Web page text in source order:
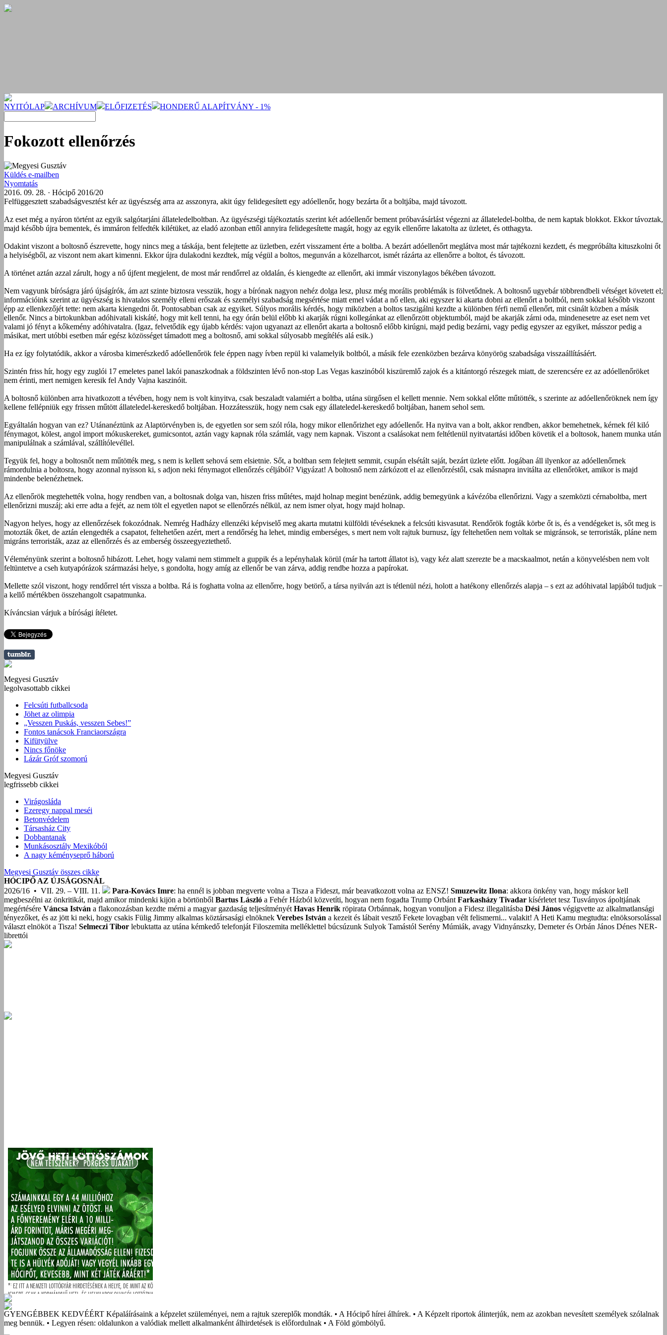
NYITÓLAP ARCHÍVUM ELŐFIZETÉS HONDERŰ ALAPÍTVÁNY - 1%
Fokozott ellenőrzés
Megyesi Gusztáv
Küldés e-mailben
Nyomtatás
2016. 09. 28. · Hócipő 2016/20
Felfüggesztett szabadságvesztést kér az ügyészség arra az asszonyra, akit úgy felidegesített egy adóellenőr, hogy bezárta őt a boltjába, majd távozott.
Az eset még a nyáron történt az egyik salgótarjáni állateledelboltban. Az ügyészségi tájékoztatás szerint két adóellenőr bement próbavásárlást végezni az állateledel-boltba, de nem kaptak blokkot. Ekkor távoztak,
majd később újra bementek, és immáron felfedték kilétüket, az eladó azonban ettől annyira felidegesítette magát, hogy az egyik ellenőrre lakatolta az üzletet, és otthagyta.
Odakint viszont a boltosnő észrevette, hogy nincs meg a táskája, bent felejtette az üzletben, ezért visszament érte a boltba. A bezárt adóellenőrt meglátva most már tajtékozni kezdett, és megpróbálta kituszkolni őt
a helyiségből, az viszont nem akart kimenni. Ekkor újra dulakodni kezdtek, míg végül a boltos, megunván a közelharcot, ismét rázárta az ellenőrre a boltot, és távozott.
A történet aztán azzal zárult, hogy a nő újfent megjelent, de most már rendőrrel az oldalán, és kiengedte az ellenőrt, aki immár viszonylagos békében távozott.
Nem vagyunk bíróságra járó újságírók, ám azt szinte biztosra vesszük, hogy a bírónak nagyon nehéz dolga lesz, plusz még morális problémák is fölvetődnek. A boltosnő ugyebár többrendbeli vétséget követett el;
információink szerint az ügyészség is hivatalos személy elleni erőszak és személyi szabadság megsértése miatt emel vádat a nő ellen, aki egyszer ki akarta dobni az ellenőrt a boltból, nem sokkal később viszont
épp az ellenkezőjét tette: nem akarta kiengedni őt. Pontosabban csak az egyiket. Súlyos morális kérdés, hogy miközben a boltos taszigálni kezdte a különben férfi nemű ellenőrt, mit csinált közben a másik
ellenőr. Nincs a birtokunkban adóhivatali kiskáté, hogy mit kell tenni, ha egy órán belül előbb ki akarják rúgni kollegánkat az ellenőrzött objektumból, majd be akarják zárni oda, mindenesetre az eset nem vet
valami jó fényt a kőkemény adóhivatalra. (Igaz, felvetődik egy újabb kérdés: vajon ugyanazt az ellenőrt akarta a boltosnő előbb kirúgni, majd pedig bezárni, vagy pedig egyszer az egyiket, másszor pedig a
másikat, mert utóbbi esetben már egész közösséget támadott meg a boltosnő, ami sokkal súlyosabb megítélés alá esik.)
Ha ez így folytatódik, akkor a városba kimerészkedő adóellen­őrök fele éppen nagy ívben repül ki valamelyik boltból, a másik fele ezenközben bezárva könyörög szabadsága visszaállításáért.
Szintén friss hír, hogy egy zuglói 17 emeletes panel lakói panaszkodnak a földszinten lévő non-stop Las Vegas kaszinóból kiszüremlő zajok és a kitántorgó részegek miatt, de szerencsére ez az adóellenőröket
nem érinti, mert nemigen keresik fel Andy Vajna kaszinóit.
A boltosnő különben arra hivatkozott a tévében, hogy nem is volt kinyitva, csak beszaladt valamiért a boltba, utána sürgősen el kellett mennie. Nem sokkal előtte műtötték, s szerinte az adóellenőröknek nem így
kellene fellépniük egy frissen műtött állateledel-kereskedő boltjában. Hozzátesszük, hogy nem csak egy állateledel-kereskedő boltjában, hanem sehol sem.
Egyáltalán hogyan van ez? Utánanéztünk az Alaptörvényben is, de egyetlen sor sem szól róla, hogy mikor ellenőrizhet egy adóellenőr. Ha nyitva van a bolt, akkor rendben, akkor bemehetnek, kérnek fél kiló
fénymagot, kölest, angol import mókuskereket, gumicsontot, aztán vagy kapnak róla számlát, vagy nem kapnak. Viszont a csalásokat nem feltétlenül nyitvatartási időben követik el a boltosok, hanem munka után
manipulálnak a számlával, szállítólevéllel.
Tegyük fel, hogy a boltosnőt nem műtötték meg, s nem is kellett sehová sem elsietnie. Sőt, a boltban sem felejtett semmit, csupán elsétált saját, bezárt üzlete előtt. Jogában áll ilyenkor az adóel­lenőrnek
rámordulnia a boltosra, hogy azonnal nyisson ki, s adjon neki fénymagot ellenőrzés céljából? Vigyázat! A boltosnő nem zárkózott el az ellenőrzéstől, csak másnapra invitálta az ellenőröket, amikor is majd
mindenbe belenézhetnek.
Az ellenőrök megtehették volna, hogy rendben van, a boltosnak dolga van, hiszen friss műtétes, majd holnap megint benézünk, addig bemegyünk a kávézóba ellenőrizni. Vagy a szemközti cérnaboltba, mert
ellenőrizni muszáj; aki erre adta a fejét, az nem tölt el egyetlen napot se ellenőrzés nélkül, az nem ismer olyat, hogy majd holnap.
Nagyon helyes, hogy az ellenőrzések fokozódnak. Nemrég Hadházy ellenzéki képviselő meg akarta mutatni külföldi tévéseknek a felcsúti kisvasutat. Rendőrök fogták körbe őt is, és a vendégeket is, sőt meg is
motozták őket, de aztán elengedték a csapatot, feltehetően azért, mert a rendőrség ha lehet, mindig emberséges, s mert nem volt rajtuk burnusz, így feltehetően nem voltak se migránsok, se terroristák, pláne nem
migráns terroristák, azaz az ellenőrzés és az emberség összeegyeztethető.
Véleményünk szerint a boltosnő hibázott. Lehet, hogy valami nem stimmelt a guppik és a lepényhalak körül (már ha tartott állatot is), vagy kéz alatt szerezte be a macskaalmot, netán a könyvelésben nem volt
feltüntetve a cseh kutyapórázok származási helye, s gondolta, hogy amíg az ellenőr be van zárva, addig rendbe hozza a papírokat.
Mellette szól viszont, hogy rendőrrel tért vissza a boltba. Rá is foghatta volna az ellenőrre, hogy betörő, a társa nyilván azt is tétlenül nézi, holott a hatékony ellenőrzés alapja – s ezt az adóhivatal lapjából tudjuk −
a kellő mértékben összehangolt csapatmunka.
Kíváncsian várjuk a bírósági ítéletet.
Megyesi Gusztáv
legolvasottabb cikkei
Felcsúti futballcsoda
Jöhet az olimpia
„Vesszen Puskás, vesszen Sebes!”
Fontos tanácsok Franciaországra
Kifütyülve
Nincs főnöke
Lázár Gróf szomorú
Megyesi Gusztáv
legfrissebb cikkei
Virágosláda
Ezeregy nappal meséi
Betonvédelem
Társasház City
Dobbantanak
Munkásosztály Mexikóból
A nagy kéményseprő háború
Megyesi Gusztáv összes cikke
HÓCIPŐ AZ ÚJSÁGOSNÁL
2026/16 • VII. 29. – VIII. 11.
Para-Kovács Imre: ha ennél is jobban megverte volna a Tisza a Fideszt, már beavatkozott volna az ENSZ! Smuzewitz Ilona: akkora önkény van, hogy máskor kell
megbeszélni az önkritikát, majd amikor mindenki kijön a börtönből Bartus László a Fehér Házból közvetíti, hogyan nem fogadta Trump Orbánt Farkasházy Tivadar kísérletet tesz Tusványos ápoltjának
megértésére Váncsa István a flakonozásban kezdte mérni a magyar gazdaság teljesítményét Havas Henrik röpirata Orbánnak, hogyan vonuljon a Fidesz illegalitásba Dési János végigvette az alkalmatlansági
tényezőket, és az jött ki neki, hogy csakis Fülig Jimmy alkalmas köztársasági elnöknek Verebes István a kezeit és lábait vesztő Fekete lovagban vélt felismerni... valakit! A Heti Kamu megtudta: elnöksorsolással
választ elnököt a Tisza! Selmeczi Tibor lebuktatta az utána kémkedő telefonját Filoszemita melléklettel búcsúzunk Sulyok Tamástól Serény Múmiák, avagy Vidnyánszky, Demeter és Orbán János Dénes NER-
librettói
GYENGÉBBEK KEDVÉÉRT Képaláírásaink a képzelet szüleményei, nem a rajtuk szereplők mondták. • A Hócipő hírei álhírek. • A Képzelt riportok álinterjúk, nem az azokban nevesített személyek szólalnak
meg bennük. • Legyen résen: oldalunkon a valódiak mellett alkalmanként álhirdetések is előfordulnak • A Föld gömbölyű.